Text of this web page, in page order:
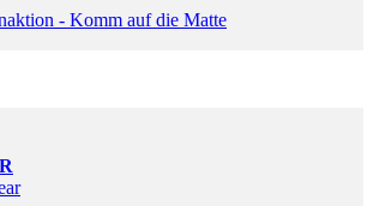
- Komm auf die Matte